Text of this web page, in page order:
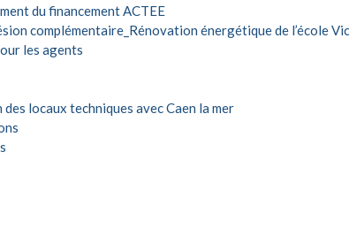
du financement ACTEE
complémentaire_Rénovation énergétique de l’école
les agents
locaux techniques avec Caen la mer